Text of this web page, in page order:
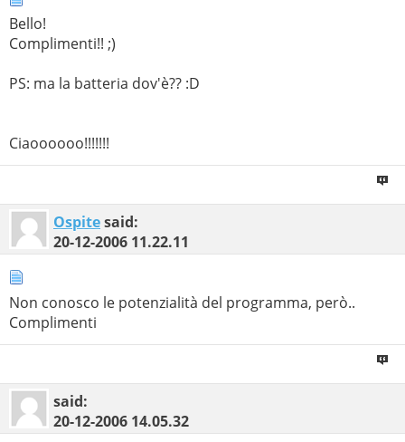
Bello!
Complimenti!! ;)
PS: ma la batteria dov'è?? :D
Ciaoooooo!!!!!!!
Ospitesaid:
20-12-2006 11.22.11
Non conosco le potenzialità del programma, però..
Complimenti
said:
20-12-2006 14.05.32